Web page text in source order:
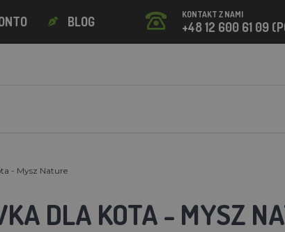
BLOG KONTAKT Z NAMI
+48 12 600 61 09
- Mysz Nature
DLA KOTA - MYSZ